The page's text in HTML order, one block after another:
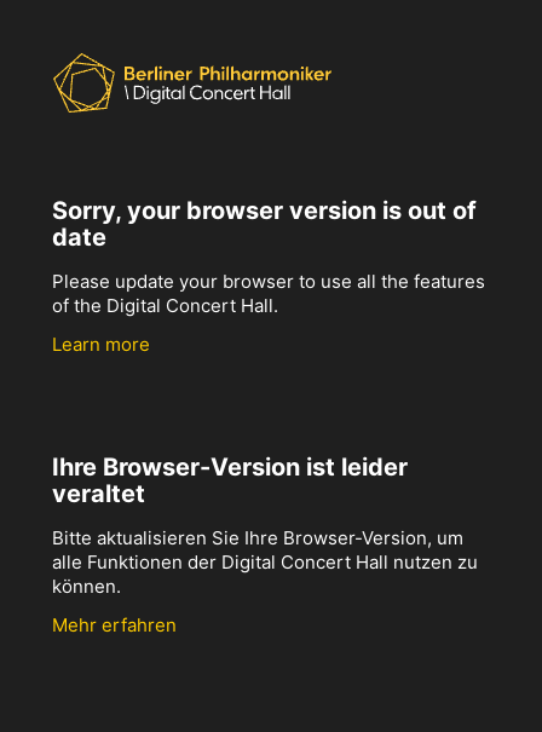
Sorry, your browser version is out of
date
Please update your browser to use all the features
of the Digital Concert Hall.
Learn more
Ihre Browser-Version ist leider
veraltet
Bitte aktualisieren Sie Ihre Browser-Version, um
alle Funktionen der Digital Concert Hall nutzen zu
können.
Mehr erfahren